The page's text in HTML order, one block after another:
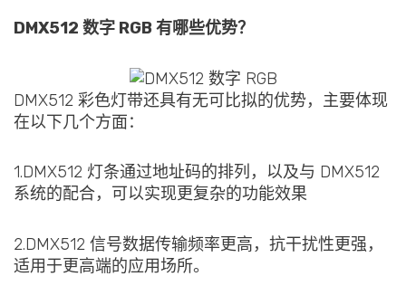
DMX512 数字 RGB 有哪些优势？
DMX512 彩色灯带还具有无可比拟的优势，主要体现
在以下几个方面：
1.DMX512 灯条通过地址码的排列，以及与 DMX512
系统的配合，可以实现更复杂的功能效果
2.DMX512 信号数据传输频率更高，抗干扰性更强，
适用于更高端的应用场所。